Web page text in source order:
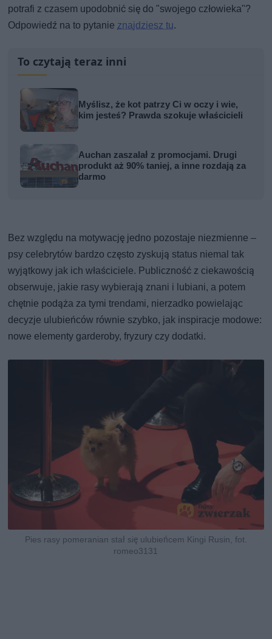
potrafi z czasem upodobnić się do "swojego człowieka"?
Odpowiedź na to pytanie znajdziesz tu.
To czytają teraz inni
Myślisz, że kot patrzy Ci w oczy i wie,
kim jesteś? Prawda szokuje właścicieli
Auchan zaszalał z promocjami. Drugi
produkt aż 90% taniej, a inne rozdają za
darmo
Bez względu na motywację jedno pozostaje niezmienne –
psy celebrytów bardzo często zyskują status niemal tak
wyjątkowy jak ich właściciele. Publiczność z ciekawością
obserwuje, jakie rasy wybierają znani i lubiani, a potem
chętnie podąża za tymi trendami, nierzadko powielając
decyzje ulubieńców równie szybko, jak inspiracje modowe:
nowe elementy garderoby, fryzury czy dodatki.
Pies rasy pomeranian stał się ulubieńcem Kingi Rusin, fot.
romeo3131